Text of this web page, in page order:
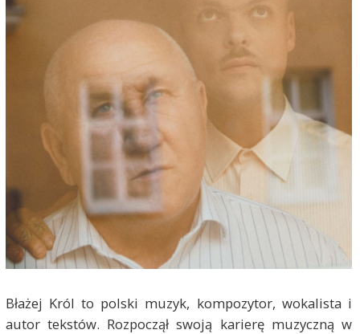
Błażej Król to polski muzyk, kompozytor, wokalista i
autor tekstów. Rozpoczął swoją karierę muzyczną w